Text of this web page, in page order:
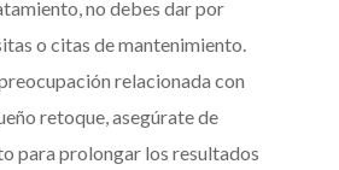
no debes dar por
o citas de mantenimiento.
relacionada con
retoque, asegúrate de
para prolongar los resultados